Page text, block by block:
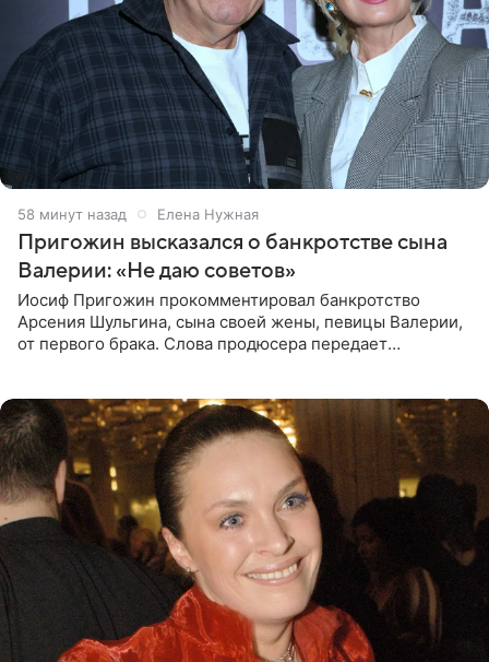
58 минут назад Елена Нужная
Пригожин высказался о банкротстве сына
Валерии: «Не даю советов»
Иосиф Пригожин прокомментировал банкротство
Арсения Шульгина, сына своей жены, певицы Валерии,
от первого брака. Слова продюсера передает